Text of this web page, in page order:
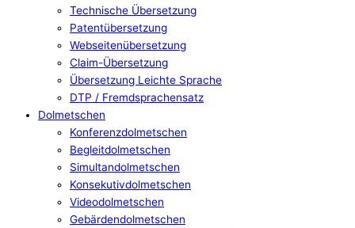
Technische Übersetzung
Patentübersetzung
Webseitenübersetzung
Claim-Übersetzung
Übersetzung Leichte Sprache
DTP / Fremdsprachensatz
Dolmetschen
Konferenzdolmetschen
Begleitdolmetschen
Simultandolmetschen
Konsekutivdolmetschen
Videodolmetschen
Gebärdendolmetschen